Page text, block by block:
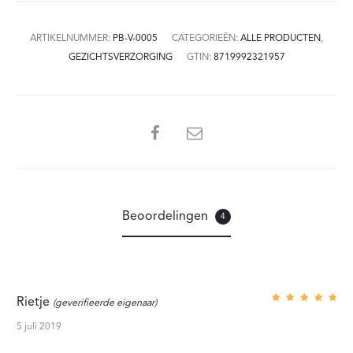
ARTIKELNUMMER: PB-V-0005 CATEGORIEËN: ALLE PRODUCTEN,
GEZICHTSVERZORGING
GTIN: 8719992321957
SHARE
Beoordelingen 4
Rietje (geverifieerde eigenaar)
5 juli 2019